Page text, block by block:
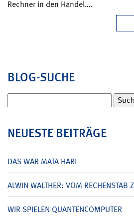
Rechner in den Handel….
BLOG-SUCHE
nach:
NEUESTE BEITRÄGE
DAS WAR MATA HARI
ALWIN WALTHER: VOM RECHENSTAB
WIR SPIELEN QUANTENCOMPUTER